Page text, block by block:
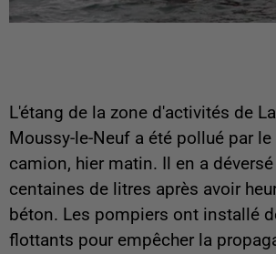
L'étang de la zone d'activités de
Moussy-le-Neuf a été pollué par
camion, hier matin. Il en a
centaines de litres après avoir
béton. Les pompiers ont installé
flottants pour empêcher la